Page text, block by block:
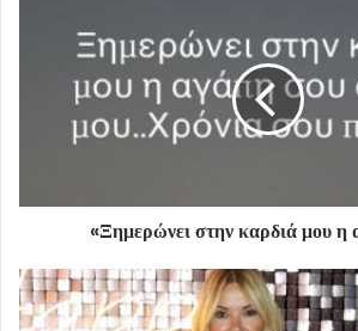
«Ξημερώνει στην καρδιά μου η